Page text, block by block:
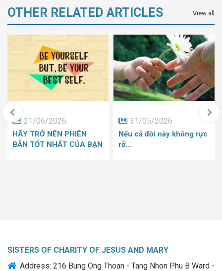
OTHER RELATED ARTICLES View all
21/06/2026
HÃY TRỞ NÊN PHIÊN
BẢN TỐT NHẤT CỦA BẠN
31/05/2026
Nếu cả đời này không rực
rỡ…
SISTERS OF CHARITY OF JESUS AND MARY
Address: 216 Bung Ong Thoan - Tang Nhon Phu B Ward -